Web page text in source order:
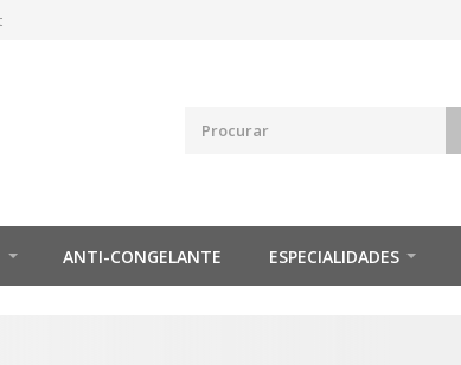
ANTI-CONGELANTE ESPECIALIDADES